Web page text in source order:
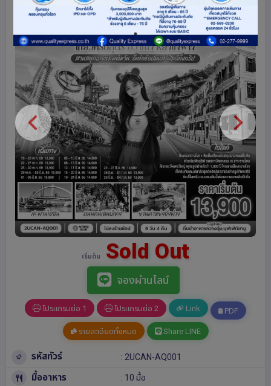
เริ่มต้น Sold Out
จองผ่านไลน์
โปรแกรมย่อ 1 โปรแกรมย่อ 2 Link PDF
รายละเอียดทั้งหมด Share LINE
รหัสทัวร์ : 2UCAN-AQ001
มื้ออาหาร : 10 มื้อ